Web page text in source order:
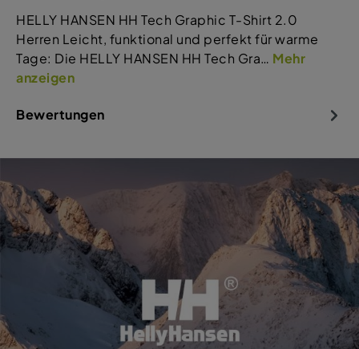
HELLY HANSEN HH Tech Graphic T-Shirt 2.0
Herren Leicht, funktional und perfekt für warme
Tage: Die HELLY HANSEN HH Tech Gra… Mehr
anzeigen
Bewertungen